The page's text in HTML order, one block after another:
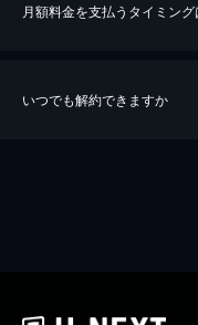
※40％ポイント還元の対象は、ク
iOSアプリのUコイン決済によ
月額料金を支払うタイミング
いつでも解約できますか